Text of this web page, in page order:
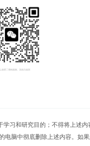
习和研究目的；不得将上述
电脑中彻底删除上述内容。如